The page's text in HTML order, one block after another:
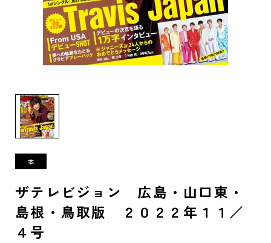
ザテレビジョン 広島・山口東・
島根・鳥取版 ２０２２年１１／
４号